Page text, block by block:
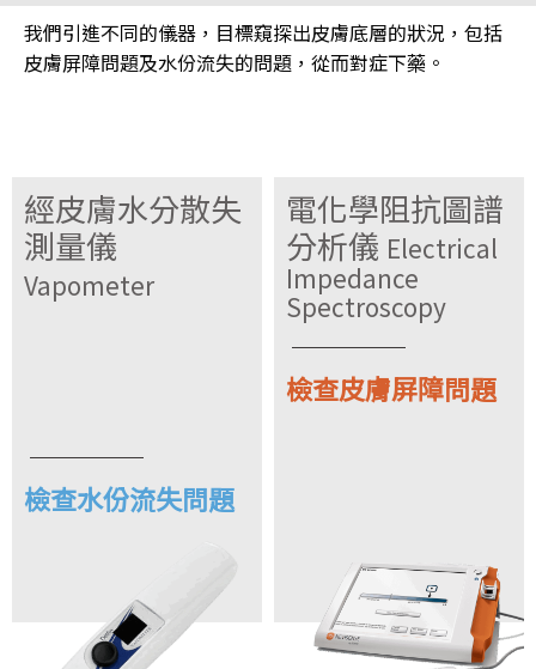
我們引進不同的儀器，目標窺探出皮膚底層的狀況，包括
皮膚屏障問題及水份流失的問題，從而對症下藥。
經皮膚水分散失
測量儀
Vapometer
檢查水份流失問題
電化學阻抗圖譜
分析儀 Electrical
Impedance
Spectroscopy
檢查皮膚屏障問題